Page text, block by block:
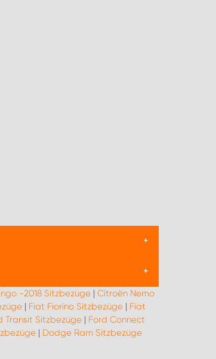
originalen Sitzpolsterung vor
sowie in unterschiedlichen
den Wiederverkaufswert des
Durch den Einsatz von
-2018 Sitzbezüge | Citroën Nemo
| Fiat Fiorino Sitzbezüge | Fiat
Transit Sitzbezüge| Ford Connect
| Dodge Ram Sitzbezüge